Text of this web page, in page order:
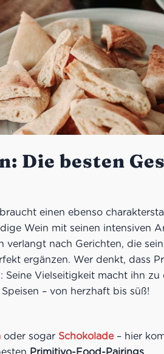
Die besten
einen ebenso
Wein mit seinen intensiven
verlangt nach Gerichten, die
ergänzen. Wer denkt, dass
Vielseitigkeit macht ihn zu
– von herzhaft bis süß!
oder sogar Schokolade– hier